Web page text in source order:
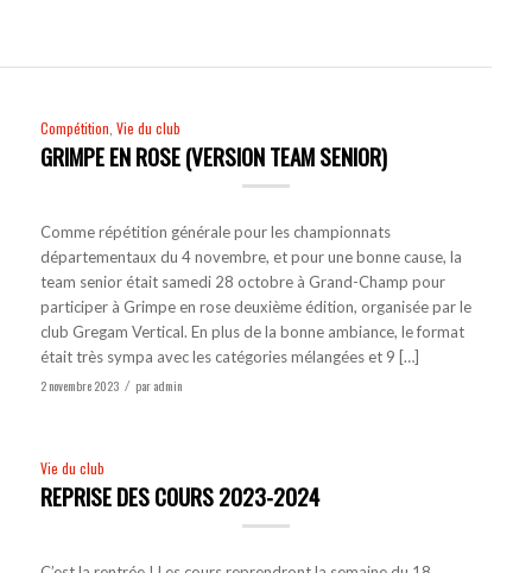
Compétition Vie du club
GRIMPE EN ROSE (VERSION TEAM SENIOR)
Comme répétition générale pour les championnats
départementaux du 4 novembre, et pour une bonne cause, la
team senior était samedi 28 octobre à Grand-Champ pour
participer à Grimpe en rose deuxième édition, organisée par le
club Gregam Vertical. En plus de la bonne ambiance, le format
était très sympa avec les catégories mélangées et 9 […]
2 novembre 2023 / paradmin
Vie du club
REPRISE DES COURS 2023-2024